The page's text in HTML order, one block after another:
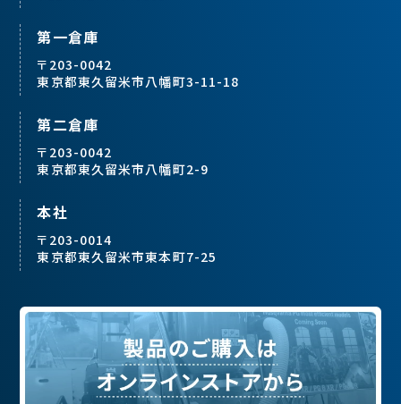
第一倉庫
〒203-0042
東京都東久留米市八幡町3-11-18
第二倉庫
〒203-0042
東京都東久留米市八幡町2-9
本社
〒203-0014
東京都東久留米市東本町7-25